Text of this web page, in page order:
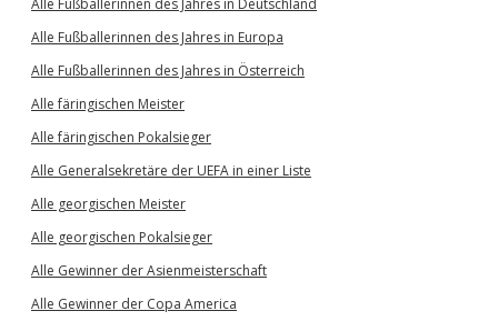
Alle Fußballerinnen des Jahres in Deutschland
Alle Fußballerinnen des Jahres in Europa
Alle Fußballerinnen des Jahres in Österreich
Alle färingischen Meister
Alle färingischen Pokalsieger
Alle Generalsekretäre der UEFA in einer Liste
Alle georgischen Meister
Alle georgischen Pokalsieger
Alle Gewinner der Asienmeisterschaft
Alle Gewinner der Copa America